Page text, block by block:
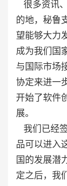
很多资讯
的地，秘鲁
望能够大力
成为我们国
与国际市场
协定来进一
开始了软件
展。
我们已经
品可以进入
国的发展潜
定之后，我